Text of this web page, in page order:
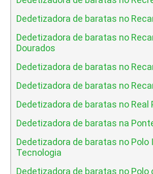
Dedetizadora de baratas no
Dedetizadora de baratas no
Dourados
Dedetizadora de baratas no
Dedetizadora de baratas no
Dedetizadora de baratas no Real
Dedetizadora de baratas na
Dedetizadora de baratas no Polo
Tecnologia
Dedetizadora de baratas no Polo